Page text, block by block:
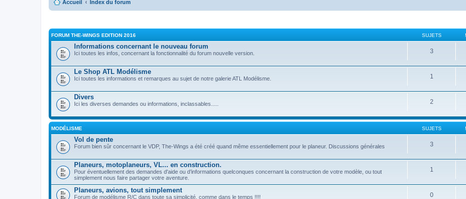
Accueil Index du forum
FORUM THE-WINGS EDITION 2016 SUJETS
Informations concernant le nouveau forum
Ici toutes les infos, concernant la fonctionnalité du forum nouvelle version. 3
Le Shop ATL Modélisme
Ici toutes les informations et remarques au sujet de notre galerie ATL Modélisme. 1
Divers
Ici les diverses demandes ou informations, inclassables..... 2
MODÉLISME SUJETS
Vol de pente
Forum bien sûr concernant le VDP, The-Wings a été créé quand même essentiellement pour le planeur. Discussions générales 3
Planeurs, motoplaneurs, VL... en construction.
Pour éventuellement des demandes d'aide ou d’informations quelconques concernant la construction de votre modèle, ou tout
simplement nous faire partager votre aventure.
1
Planeurs, avions, tout simplement
Forum de modélisme R/C dans toute sa simplicité, comme dans le temps !!!! 0